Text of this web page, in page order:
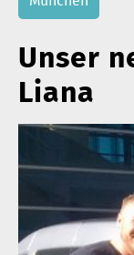
Unser
Liana